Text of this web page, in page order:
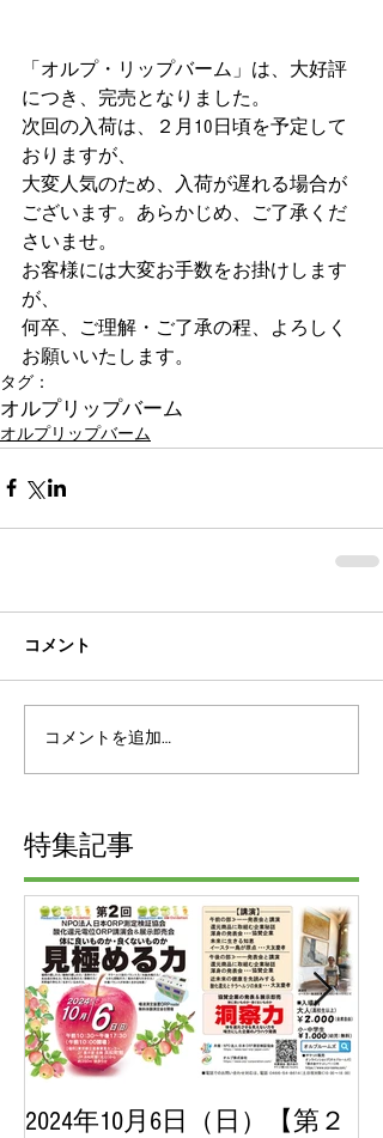
「オルプ・リップバーム」は、大好評
につき、完売となりました。
次回の入荷は、２月10日頃を予定して
おりますが、
大変人気のため、入荷が遅れる場合が
ございます。あらかじめ、ご了承くだ
さいませ。
お客様には大変お手数をお掛けします
が、
何卒、ご理解・ご了承の程、よろしく
お願いいたします。
タグ：
オルプリップバーム
オルプリップバーム
コメント
コメントを追加…
特集記事
2024年10月6日（日）【第２